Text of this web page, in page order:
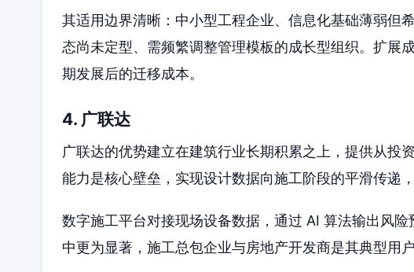
其适用边界清晰：中小型工程企业、信息化基础薄弱但
态尚未定型、需频繁调整管理模板的成长型组织。扩展
期发展后的迁移成本。
4. 广联达
广联达的优势建立在建筑行业长期积累之上，提供从投
能力是核心壁垒，实现设计数据向施工阶段的平滑传递
数字施工平台对接现场设备数据，通过 AI 算法输出风
中更为显著，施工总包企业与房地产开发商是其典型用户